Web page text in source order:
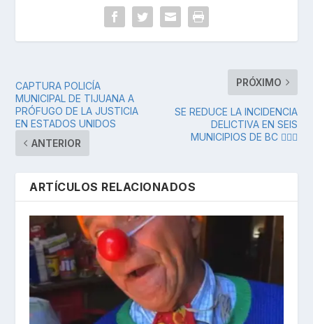
CAPTURA POLICÍA
MUNICIPAL DE TIJUANA A
PRÓFUGO DE LA JUSTICIA
EN ESTADOS UNIDOS
ANTERIOR
PRÓXIMO
SE REDUCE LA INCIDENCIA
DELICTIVA EN SEIS
MUNICIPIOS DE BC 👮🏻‍♀️
ARTÍCULOS RELACIONADOS